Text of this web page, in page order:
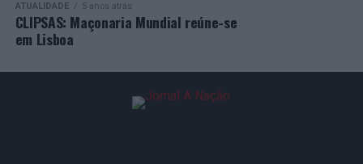
ATUALIDADE 5 anos atrás
CLIPSAS: Maçonaria Mundial reúne-se
em Lisboa